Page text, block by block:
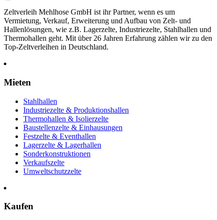
Zeltverleih Mehlhose GmbH ist ihr Partner, wenn es um
Vermietung, Verkauf, Erweiterung und Aufbau von Zelt- und
Hallenlösungen, wie z.B. Lagerzelte, Industriezelte, Stahlhallen und
Thermohallen geht. Mit über 26 Jahren Erfahrung zählen wir zu den
Top-Zeltverleihen in Deutschland.
Mieten
Stahlhallen
Industriezelte & Produktionshallen
Thermohallen & Isolierzelte
Baustellenzelte & Einhausungen
Festzelte & Eventhallen
Lagerzelte & Lagerhallen
Sonderkonstruktionen
Verkaufszelte
Umweltschutzzelte
Kaufen